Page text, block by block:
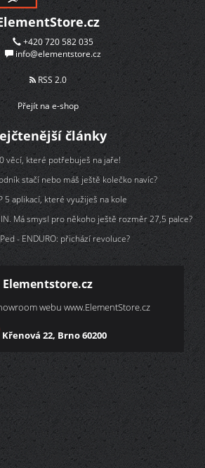
+420 720 582 035
info@elementstore.cz
RSS 2.0
Přejít na e-shop
články
věcí, které potřebuješ na jaře!
stačí nebo máš ještě kolečko navíc?
5 aplikací, které využiješ na kole
Má smysl pro někoho ještě rozměr 27,5 palce?
- ENDURO: přichází revoluce?
Elementstore.cz
webu www.ElementStore.cz
Křenová 22, Brno 60200